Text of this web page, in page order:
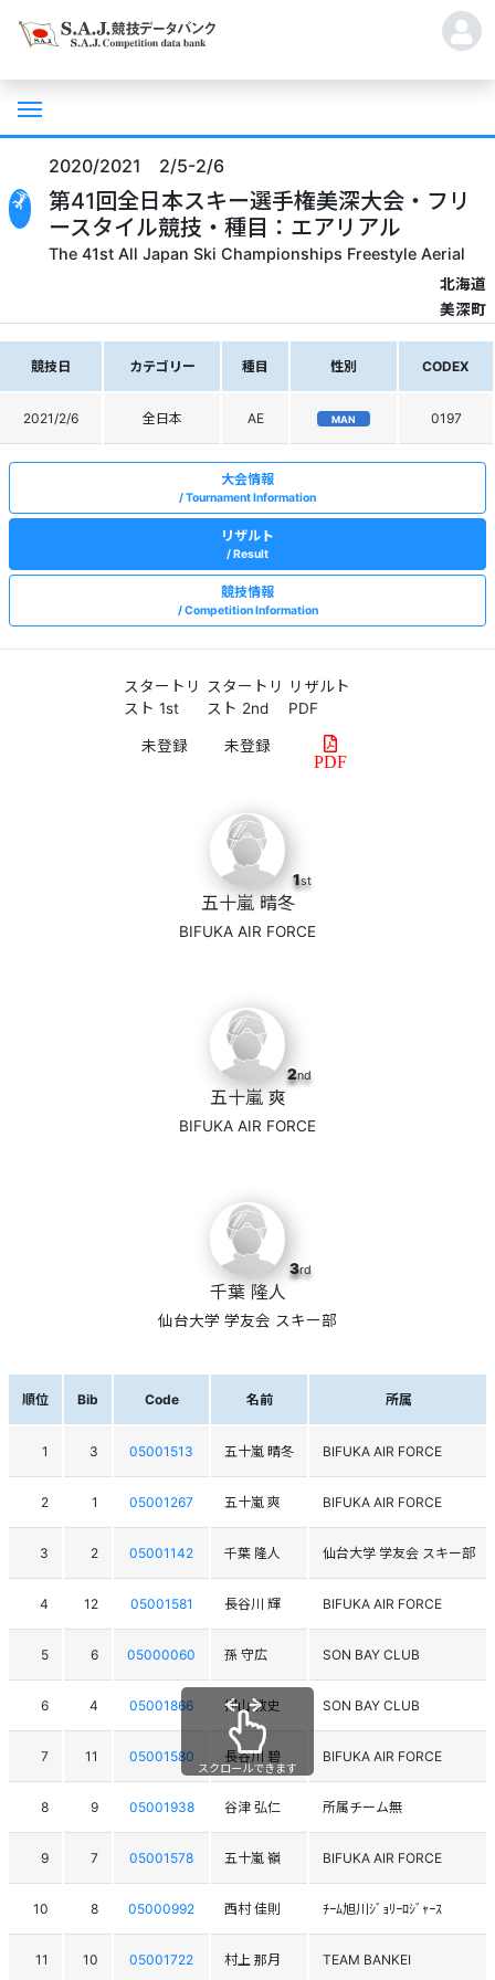
2020/2021 2/5-2/6
第41回全日本スキー選手権美深大会・フリ
ースタイル競技・種目：エアリアル
The 41st All Japan Ski Championships Freestyle Aerial
北海道
美深町
競技日 カテゴリー 種目 性別 CODEX
2021/2/6 全日本 AE MAN 0197
大会情報
Tournament Information
リザルト
Result
競技情報
Competition Information
スタートリ
スト 1st
スタートリ
スト 2nd
リザルト
PDF
PDF
1st
五十嵐 晴冬
BIFUKA AIR FORCE
2nd
五十嵐 爽
BIFUKA AIR FORCE
3rd
千葉 隆人
仙台大学 学友会 スキー部
順位 Bib Code 名前 所属
1 3 05001513 五十嵐 晴冬 BIFUKA AIR FORCE
2 1 05001267 五十嵐 爽 BIFUKA AIR FORCE
3 2 05001142 千葉 隆人 仙台大学 学友会 スキー部
4 12 05001581 長谷川 輝 BIFUKA AIR FORCE
5 6 05000060 孫 守広 SON BAY CLUB
6 4 05001866 押山 教史 SON BAY CLUB
7 11 05001580 長谷川 碧 BIFUKA AIR FORCE
8 9 05001938 谷津 弘仁 所属チーム無
9 7 05001578 五十嵐 嶺 BIFUKA AIR FORCE
10 8 05000992 西村 佳則 ﾁｰﾑ旭川ｼﾞｮﾘｰﾛｼﾞｬｰｽ
11 10 05001722 村上 那月 TEAM BANKEI
スクロールできます